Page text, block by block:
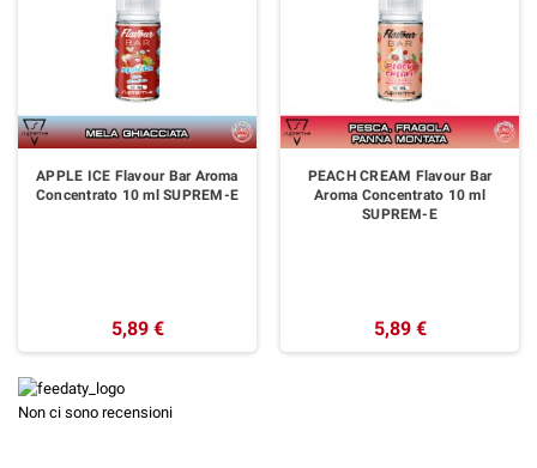
APPLE ICE Flavour Bar Aroma
Concentrato 10 ml SUPREM-E
5,89 €
PEACH CREAM Flavour Bar
Aroma Concentrato 10 ml
SUPREM-E
5,89 €
Non ci sono recensioni